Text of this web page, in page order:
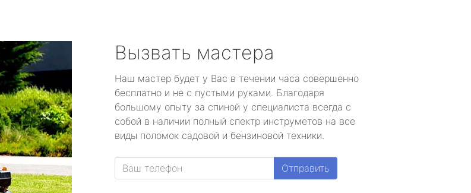
Вызвать мастера
Наш мастер будет у Вас в течении часа совершенно
бесплатно и не с пустыми руками. Благодаря
большому опыту за спиной у специалиста всегда с
собой в наличии полный спектр инструметов на все
виды поломок садовой и бензиновой техники.
Отправить